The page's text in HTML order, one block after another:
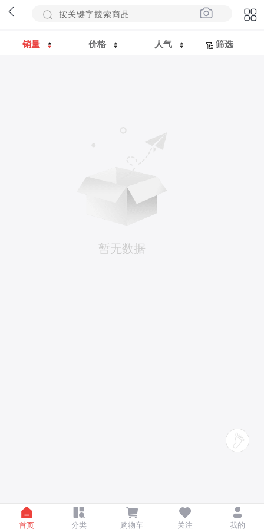
销量 价格 人气 筛选
暂无数据
首页 分类 购物车 关注 我的